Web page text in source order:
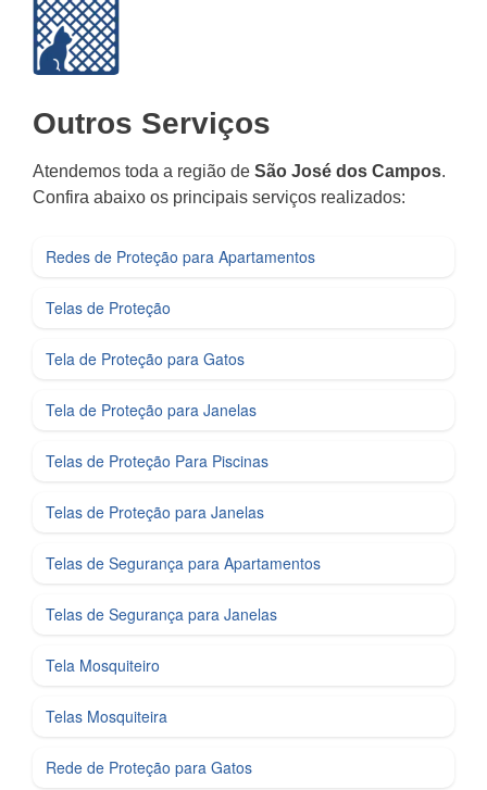
Outros Serviços
Atendemos toda a região de São José dos Campos.
Confira abaixo os principais serviços realizados:
Redes de Proteção para Apartamentos
Telas de Proteção
Tela de Proteção para Gatos
Tela de Proteção para Janelas
Telas de Proteção Para Piscinas
Telas de Proteção para Janelas
Telas de Segurança para Apartamentos
Telas de Segurança para Janelas
Tela Mosquiteiro
Telas Mosquiteira
Rede de Proteção para Gatos